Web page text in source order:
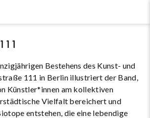
Bestehens des Kunst- und
111 in Berlin illustriert der Band,
Künstler*innen am kollektiven
Vielfalt bereichert und
entstehen, die eine lebendige